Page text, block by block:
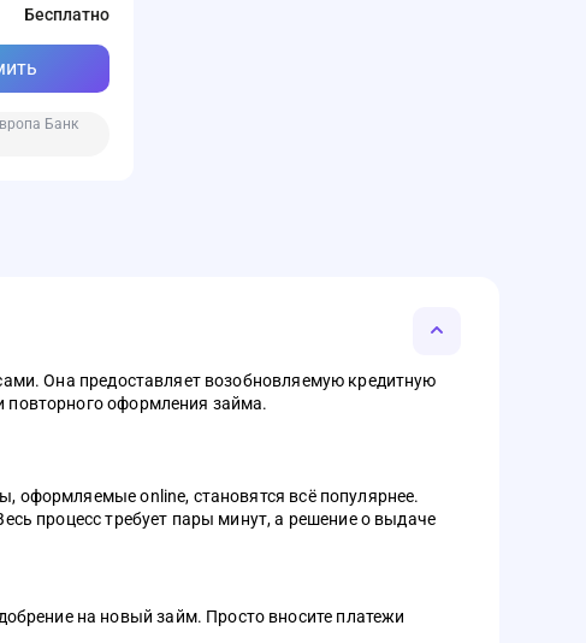
Бесплатно
Банк
Она предоставляет возобновляемую кредитную
повторного оформления займа.
оформляемые online, становятся всё популярнее.
процесс требует пары минут, а решение о выдаче
на новый займ. Просто вносите платежи